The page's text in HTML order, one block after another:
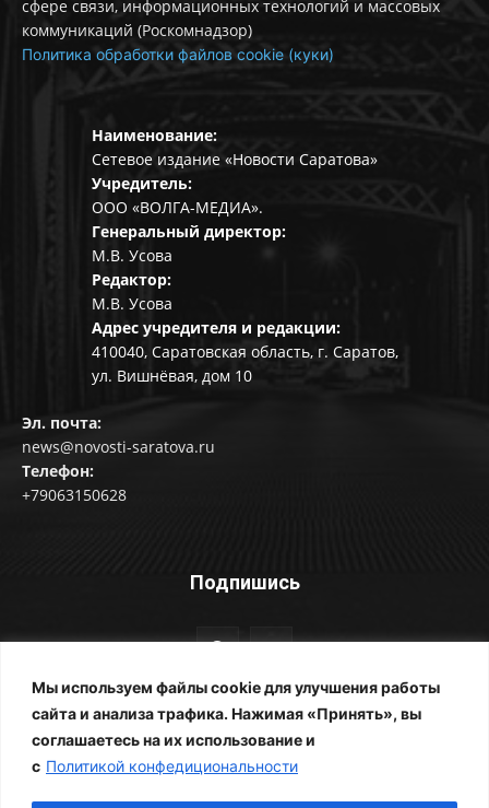
Мы используем файлы cookie для улучшения работы
сайта и анализа трафика. Нажимая «Принять», вы
соглашаетесь на их использование и
с Политикой конфедициональности
сфере связи, информационных технологий и массовых
коммуникаций (Роскомнадзор)
Политика обработки файлов cookie (куки)
Наименование:
Сетевое издание «Новости Саратова»
Учредитель:
ООО «ВОЛГА-МЕДИА».
Генеральный директор:
М.В. Усова
Редактор:
М.В. Усова
Адрес учредителя и редакции:
410040, Саратовская область, г. Саратов,
ул. Вишнёвая, дом 10
Эл. почта:
news@novosti-saratova.ru
Телефон:
+79063150628
Подпишись
© Новости Саратова 2014-2025